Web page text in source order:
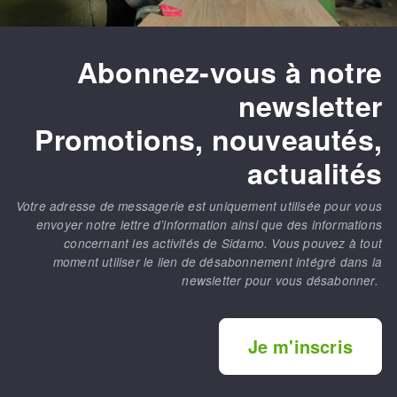
Ponceuses
Tables
Fraises scies
Fraise HSS
Abonnez-vous à notre
newsletter
Promotions, nouveautés,
actualités
Votre adresse de messagerie est uniquement utilisée pour vous
envoyer notre lettre d’information ainsi que des informations
concernant les activités de Sidamo. Vous pouvez à tout
moment utiliser le lien de désabonnement intégré dans la
newsletter pour vous désabonner.
Je m'inscris